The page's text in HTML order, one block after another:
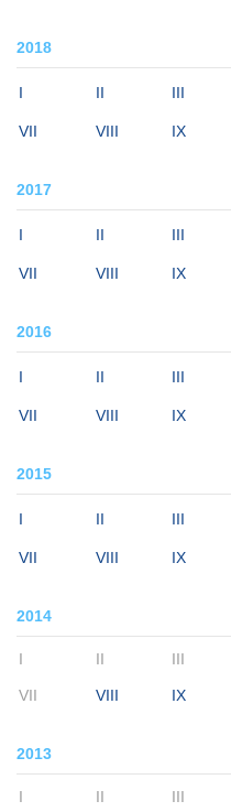
2018
I II III
VII VIII IX
2017
I II III
VII VIII IX
2016
I II III
VII VIII IX
2015
I II III
VII VIII IX
2014
I II III
VII VIII IX
2013
I II III